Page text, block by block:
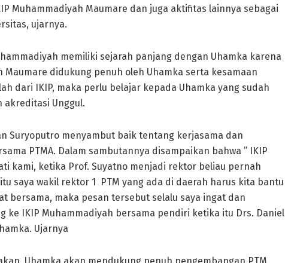
Muhammadiyah Maumare dan juga aktifitas lainnya sebagai
ujarnya.
memiliki sejarah panjang dengan Uhamka karena
didukung penuh oleh Uhamka serta kesamaan
dari IKIP, maka perlu belajar kepada Uhamka yang sudah
akreditasi Unggul.
Suryoputro menyambut baik tentang kerjasama dan
PTMA. Dalam sambutannya disampaikan bahwa ” IKIP
kami, ketika Prof. Suyatno menjadi rektor beliau pernah
saya wakil rektor 1 PTM yang ada di daerah harus kita bantu
bersama, maka pesan tersebut selalu saya ingat dan
ke IKIP Muhammadiyah bersama pendiri ketika itu Drs. Daniel
Ujarnya